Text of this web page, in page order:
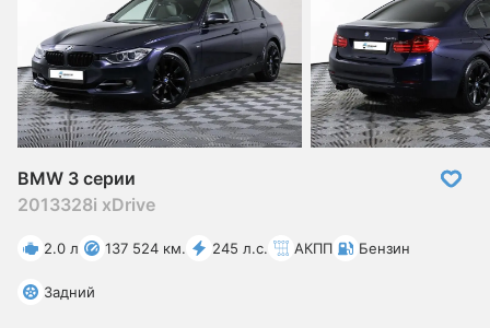
BMW 3 серии
2013328i xDrive
2.0 л 137 524 км. 245 л.с. АКПП Бензин
Задний